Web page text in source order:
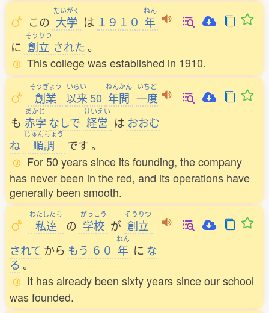
この
だいがく
大学 は １９１０
ねん
年
に
そうりつ
創立 された。
This college was established in 1910.
そうぎょう
創業
いらい
以来50
ねんかん
年間
いちど
一度
も
あかじ
赤字 なしで
けいえい
経営 は おおむ
ね
じゅんちょう
順調 です。
For 50 years since its founding, the company
has never been in the red, and its operations have
generally been smooth.
わたしたち
私達 の
がっこう
学校 が
そうりつ
創立
されて から もう ６０
ねん
年 に な
る 。
It has already been sixty years since our school
was founded.